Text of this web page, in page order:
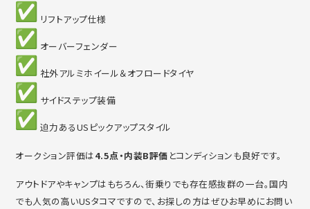
リフトアップ仕様
オーバーフェンダー
社外アルミホイール＆オフロードタイヤ
サイドステップ装備
迫力あるUSピックアップスタイル
オークション評価は4.5点・内装B評価 とコンディションも良好です。
アウトドアやキャンプはもちろん、街乗りでも存在感抜群の一台。国内
でも人気の高いUSタコマですので、 お探しの方はぜひお早めにお問い